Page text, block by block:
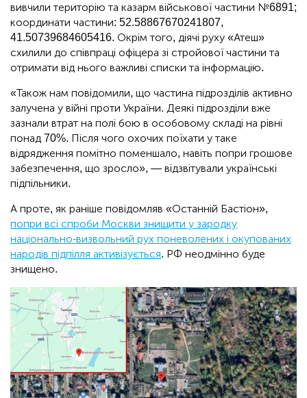
вивчили територію та казарм військової частини №6891;
координати частини: 52.58867670241807,
41.50739684605416. Окрім того, діячі руху «Атеш»
схилили до співпраці офіцера зі стройової частини та
отримати від нього важливі списки та інформацію.
«Також нам повідомили, що частина підрозділів активно
залучена у війні проти України. Деякі підрозділи вже
зазнали втрат на полі бою в особовому складі на рівні
понад 70%. Після чого охочих поїхати у таке
відрядження помітно поменшало, навіть попри грошове
забезпечення, що зросло», — відзвітували українські
підпільники.
А проте, як раніше повідомляв «Останній Бастіон»,
попри всі спроби Москви знищити у зародку
національно-визвольний рух поневолених і окупованих
народів підпілля активізується. РФ неодмінно буде
знищено.